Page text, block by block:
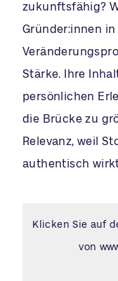
zukunftsfähig?
Gründer:innen
Stärke. Ihre
persönlichen
die Brücke zu
Relevanz, weil
authentisch
Klicken Sie auf
von